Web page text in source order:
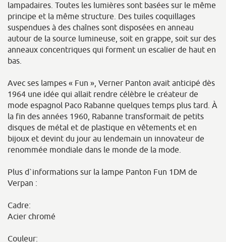
lampadaires. Toutes les lumières sont basées sur le même
principe et la même structure. Des tuiles coquillages
suspendues à des chaînes sont disposées en anneau
autour de la source lumineuse, soit en grappe, soit sur des
anneaux concentriques qui forment un escalier de haut en
bas.
Avec ses lampes « Fun », Verner Panton avait anticipé dès
1964 une idée qui allait rendre célèbre le créateur de
mode espagnol Paco Rabanne quelques temps plus tard. À
la fin des années 1960, Rabanne transformait de petits
disques de métal et de plastique en vêtements et en
bijoux et devint du jour au lendemain un innovateur de
renommée mondiale dans le monde de la mode.
Plus d`informations sur la lampe Panton Fun 1DM de
Verpan :
Cadre:
Acier chromé
Couleur: